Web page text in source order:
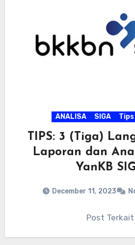
ANALISA SIGA Tips
TIPS: 3 (Tiga)
Laporan dan
YanKB
December 11, 2023
Post Terkait